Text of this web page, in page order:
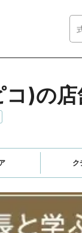
コ)の店
ク